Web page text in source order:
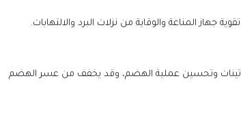
وتحسين عملية الهضم، وقد يخفف من عسر الهضم